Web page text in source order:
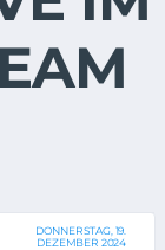
DONNERSTAG, 19.
DEZEMBER 2024